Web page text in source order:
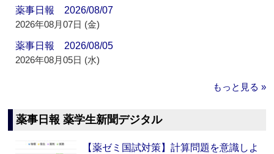
薬事日報 2026/08/07
2026年08月07日 (金)
薬事日報 2026/08/05
2026年08月05日 (水)
もっと見る »
薬事日報 薬学生新聞デジタル
【薬ゼミ国試対策】計算問題を意識しよ